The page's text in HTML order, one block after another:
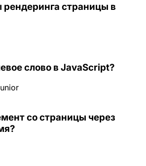
страницы в
слово в JavaScript?
со страницы через